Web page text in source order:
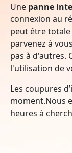
Une panne
connexion au
peut être totale
parvenez à
pas à d'autres.
l'utilisation de
Les coupures
moment.Nous
heures à